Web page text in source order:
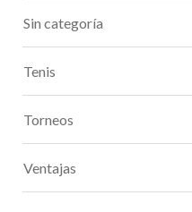
Sin categoría
Tenis
Torneos
Ventajas